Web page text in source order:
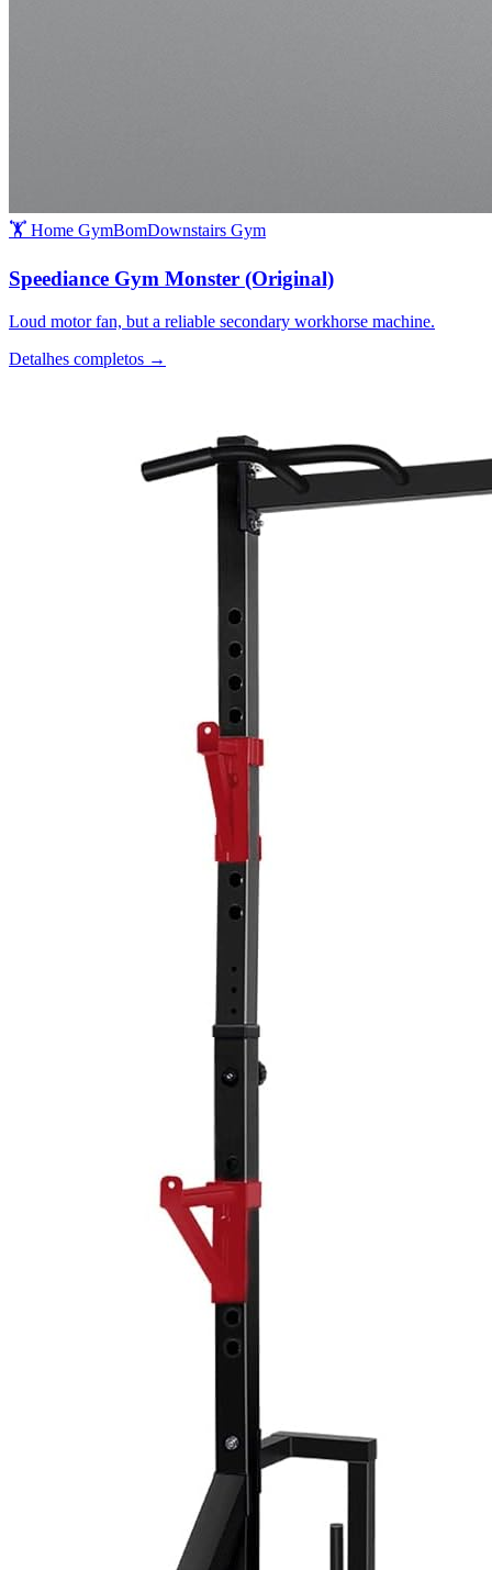
🏋️ Home GymBomDownstairs Gym
Speediance Gym Monster (Original)
Loud motor fan, but a reliable secondary workhorse machine.
Detalhes completos →